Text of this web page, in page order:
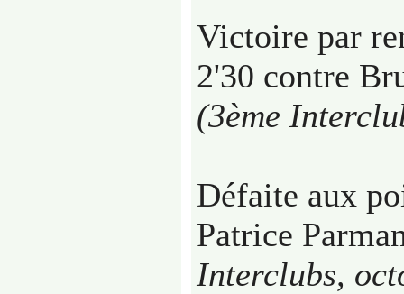
Victoire par
2'30 contre
(3ème
Défaite aux
Patrice
Interclubs,